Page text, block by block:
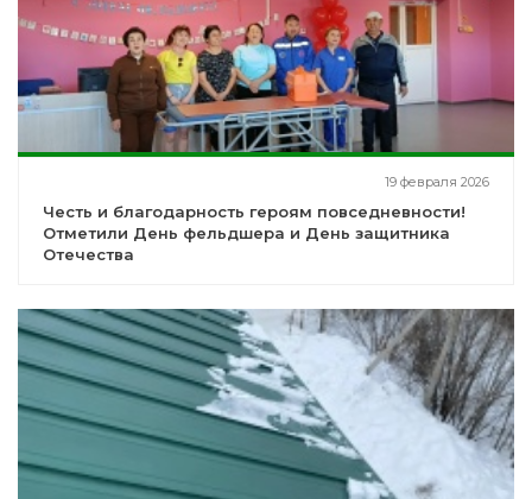
19 февраля 2026
Честь и благодарность героям повседневности!
Отметили День фельдшера и День защитника
Отечества